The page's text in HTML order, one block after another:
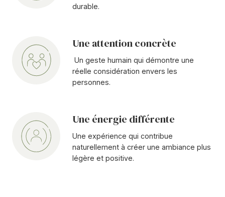
durable.
Une attention concrète
Un geste humain qui démontre une
réelle considération envers les
personnes.
attention
concrète
Une énergie différente
Une expérience qui contribue
naturellement à créer une ambiance plus
légère et positive.
énergie
différente